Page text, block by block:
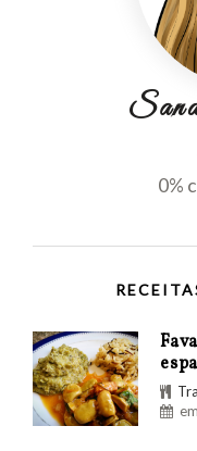
0%